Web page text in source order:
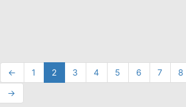
← 1 2 3 4 5 6 7 8
→